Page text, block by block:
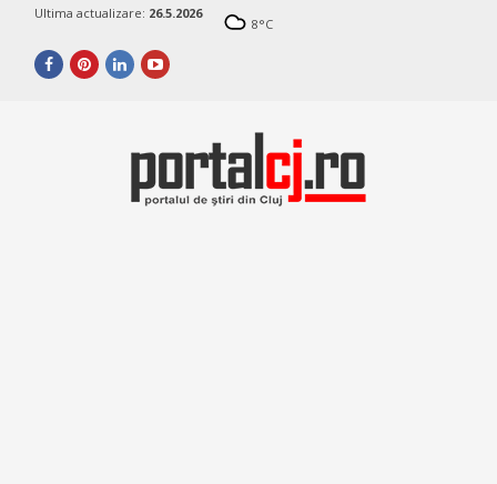
Ultima actualizare: 26.5.2026
8°C